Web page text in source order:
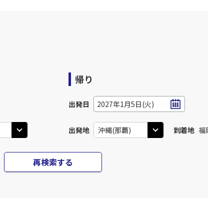
帰り
出発日 2027年1月5日(火)
出発地 到着地 福
再検索する